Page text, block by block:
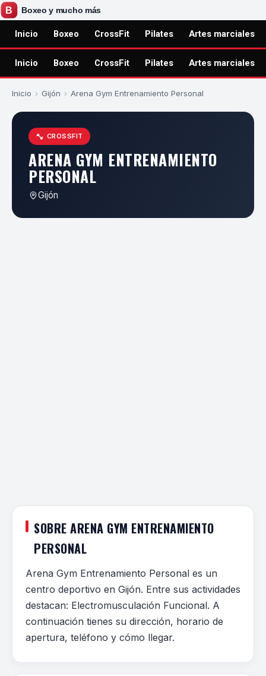
Inicio Boxeo CrossFit Pilates Artes marciales
Inicio Boxeo CrossFit Pilates Artes marciales
Inicio › Gijón › Arena Gym Entrenamiento Personal
CROSSFIT
ARENA GYM ENTRENAMIENTO
PERSONAL
Gijón
SOBRE ARENA GYM ENTRENAMIENTO
PERSONAL
Arena Gym Entrenamiento Personal es un
centro deportivo en Gijón. Entre sus actividades
destacan: Electromusculación Funcional. A
continuación tienes su dirección, horario de
apertura, teléfono y cómo llegar.